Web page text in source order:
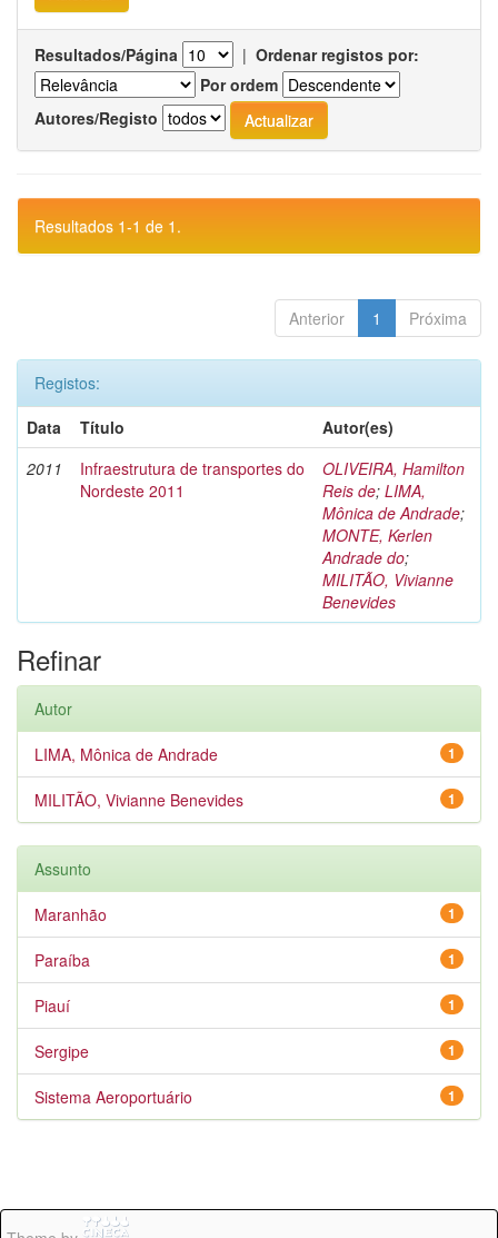
Resultados/Página | Ordenar registos por:
Por ordem
Autores/Registo
Resultados 1-1 de 1.
Anterior 1 Próxima
Registos:
Data
Título
Autor(es)
2011
Infraestrutura de transportes do
Nordeste 2011
OLIVEIRA, Hamilton
Reis de; LIMA,
Mônica de Andrade;
MONTE, Kerlen
Andrade do;
MILITÃO, Vivianne
Benevides
Refinar
Autor
1
LIMA, Mônica de Andrade
1
MILITÃO, Vivianne Benevides
Assunto
1
Maranhão
1
Paraíba
1
Piauí
1
Sergipe
1
Sistema Aeroportuário